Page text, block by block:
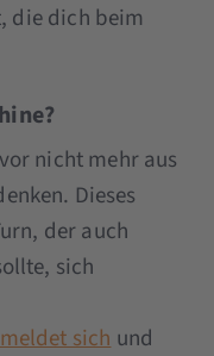
die dich beim
nicht mehr aus
Dieses
der auch
sich
sichund